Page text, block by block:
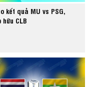
kết quả MU vs PSG,
hữu CLB